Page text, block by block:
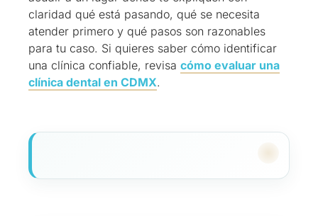
claridad qué está pasando, qué se necesita
atender primero y qué pasos son razonables
para tu caso. Si quieres saber cómo identificar
una clínica confiable, revisa cómo evaluar una
clínica dental en CDMX.